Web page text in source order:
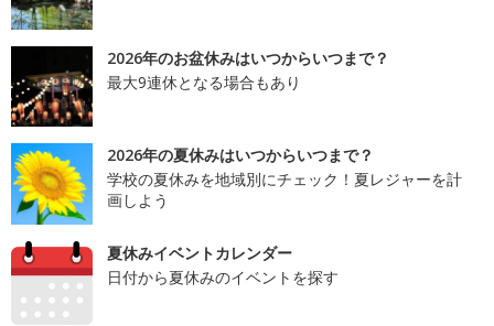
2026年のお盆休みはいつからいつまで？
最大9連休となる場合もあり
2026年の夏休みはいつからいつまで？
学校の夏休みを地域別にチェック！夏レジャーを計
画しよう
夏休みイベントカレンダー
日付から夏休みのイベントを探す